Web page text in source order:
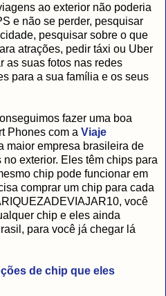
ao exterior não poderia
e não se perder, pesquisar
pesquisar sobre o que
atrações, pedir táxi ou Uber
as suas fotos nas redes
para a sua família e os seus
fazer uma boa
Phones com a Viaje
maior empresa brasileira de
exterior. Eles têm chips para
chip pode funcionar em
comprar um chip para cada
você
chip e eles ainda
para você já chegar lá
de chip que eles